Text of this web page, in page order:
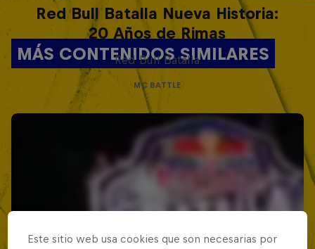
MÁS CONTENIDOS SIMILARES
Red Bull Batalla Nueva Historia:
20 Años de Rimas
Red Bull Batalla
MC BATTLE
Este sitio web usa cookies que son necesarias por